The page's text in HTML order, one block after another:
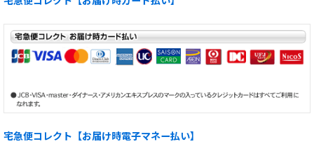
宅急便コレクト【お届け時電子マネー払い】